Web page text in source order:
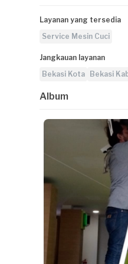
Layanan yang tersedia
Service Mesin Cuci
Jangkauan layanan
Bekasi Kota
Bekasi
Album